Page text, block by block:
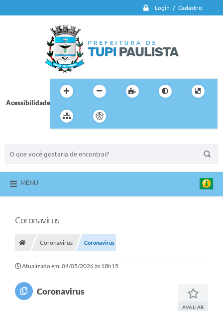
Login / Cadastro
Acessibilidade
MENU
Coronavirus
Coronavirus Coronavirus
Atualizado em: 04/05/2026 às 18h15
Coronavirus
AVALIAR